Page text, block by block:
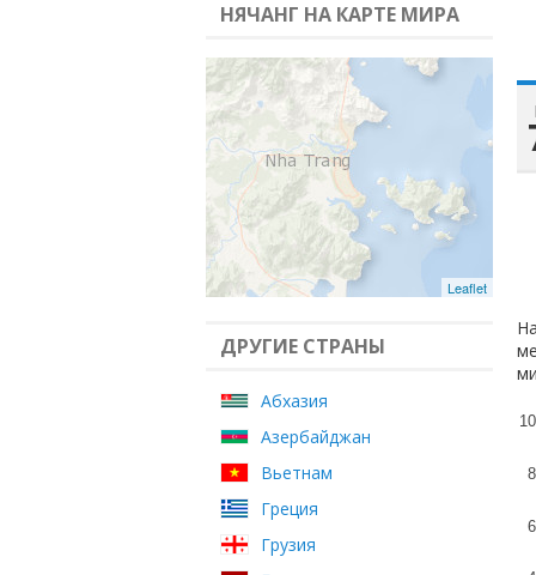
НЯЧАНГ НА КАРТЕ МИРА
Leaflet
ДРУГИЕ СТРАНЫ
Абхазия
Азербайджан
Вьетнам
Греция
Грузия